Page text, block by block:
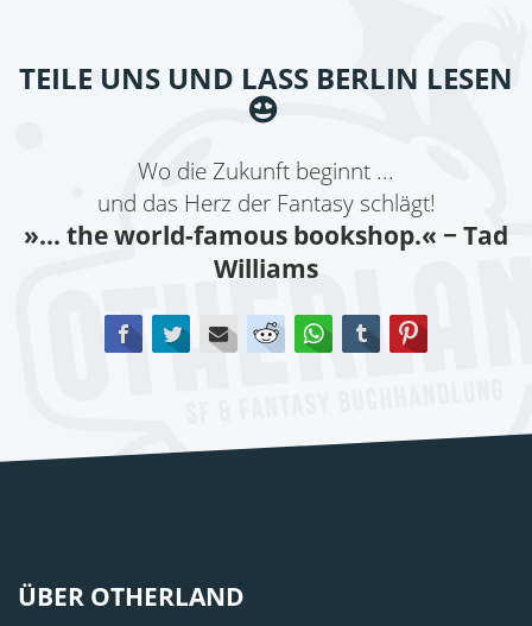
TEILE UNS UND LASS BERLIN LESEN
Wo die Zukunft beginnt ...
und das Herz der Fantasy schlägt!
»... the world-famous bookshop.« − Tad
Williams
FacebookTwitterE-mail Reddit WhatsApp
tumblr
ÜBER OTHERLAND